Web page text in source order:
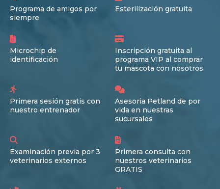
Programa de amigos por
siempre
Esterilización gratuita
Microchip de
identificación
Inscripción gratuita al
programa VIP al comprar
tu mascota con nosotros
Primera sesión gratis con
nuestro entrenador
Asesoria Petland de por
vida en nuestras
sucursales
Examinación previa por 3
veterinarios externos
Primera consulta con
nuestros veterinarios
GRATIS